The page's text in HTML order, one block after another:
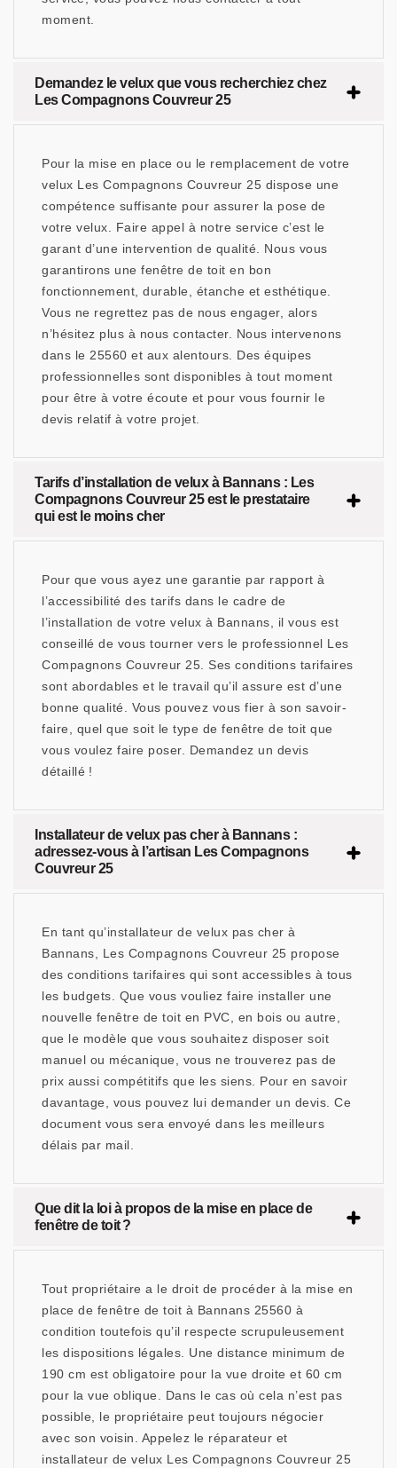
moment.
Demandez le velux que vous recherchiez chez
Les Compagnons Couvreur 25
Pour la mise en place ou le remplacement de votre
velux Les Compagnons Couvreur 25 dispose une
compétence suffisante pour assurer la pose de
votre velux. Faire appel à notre service c’est le
garant d’une intervention de qualité. Nous vous
garantirons une fenêtre de toit en bon
fonctionnement, durable, étanche et esthétique.
Vous ne regrettez pas de nous engager, alors
n’hésitez plus à nous contacter. Nous intervenons
dans le 25560 et aux alentours. Des équipes
professionnelles sont disponibles à tout moment
pour être à votre écoute et pour vous fournir le
devis relatif à votre projet.
Tarifs d’installation de velux à Bannans : Les
Compagnons Couvreur 25 est le prestataire
qui est le moins cher
Pour que vous ayez une garantie par rapport à
l’accessibilité des tarifs dans le cadre de
l’installation de votre velux à Bannans, il vous est
conseillé de vous tourner vers le professionnel Les
Compagnons Couvreur 25. Ses conditions tarifaires
sont abordables et le travail qu’il assure est d’une
bonne qualité. Vous pouvez vous fier à son savoir-
faire, quel que soit le type de fenêtre de toit que
vous voulez faire poser. Demandez un devis
détaillé !
Installateur de velux pas cher à Bannans :
adressez-vous à l’artisan Les Compagnons
Couvreur 25
En tant qu’installateur de velux pas cher à
Bannans, Les Compagnons Couvreur 25 propose
des conditions tarifaires qui sont accessibles à tous
les budgets. Que vous vouliez faire installer une
nouvelle fenêtre de toit en PVC, en bois ou autre,
que le modèle que vous souhaitez disposer soit
manuel ou mécanique, vous ne trouverez pas de
prix aussi compétitifs que les siens. Pour en savoir
davantage, vous pouvez lui demander un devis. Ce
document vous sera envoyé dans les meilleurs
délais par mail.
Que dit la loi à propos de la mise en place de
fenêtre de toit ?
Tout propriétaire a le droit de procéder à la mise en
place de fenêtre de toit à Bannans 25560 à
condition toutefois qu’il respecte scrupuleusement
les dispositions légales. Une distance minimum de
190 cm est obligatoire pour la vue droite et 60 cm
pour la vue oblique. Dans le cas où cela n’est pas
possible, le propriétaire peut toujours négocier
avec son voisin. Appelez le réparateur et
installateur de velux Les Compagnons Couvreur 25